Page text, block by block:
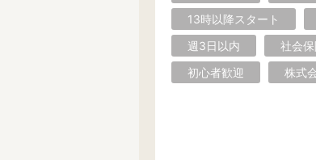
13時以降スタート
週3日以内
社会
初心者歓迎
株式
〜